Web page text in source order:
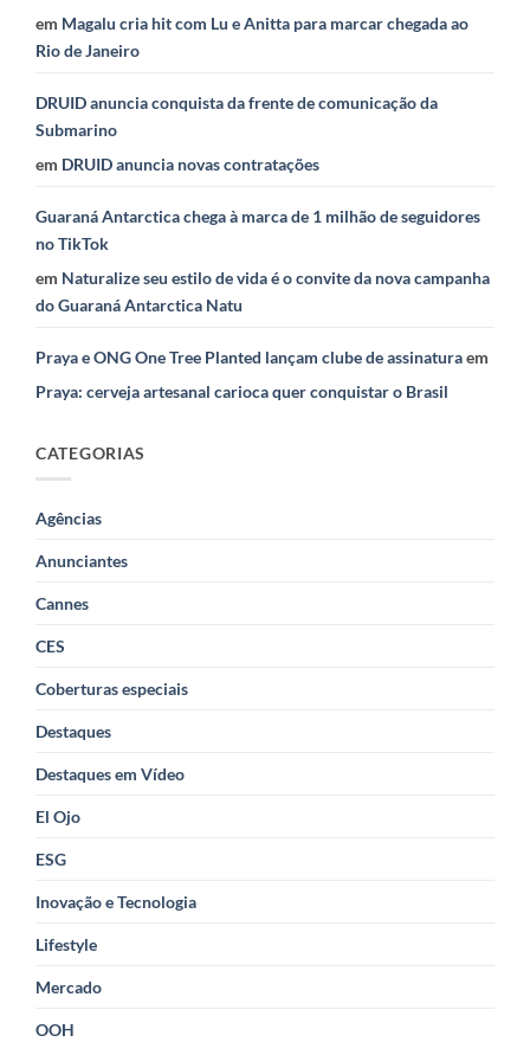
em Magalu cria hit com Lu e Anitta para marcar chegada ao
Rio de Janeiro
DRUID anuncia conquista da frente de comunicação da
Submarino
em DRUID anuncia novas contratações
Guaraná Antarctica chega à marca de 1 milhão de seguidores
no TikTok
em Naturalize seu estilo de vida é o convite da nova campanha
do Guaraná Antarctica Natu
Praya e ONG One Tree Planted lançam clube de assinaturaem
Praya: cerveja artesanal carioca quer conquistar o Brasil
CATEGORIAS
Agências
Anunciantes
Cannes
CES
Coberturas especiais
Destaques
Destaques em Vídeo
El Ojo
ESG
Inovação e Tecnologia
Lifestyle
Mercado
OOH